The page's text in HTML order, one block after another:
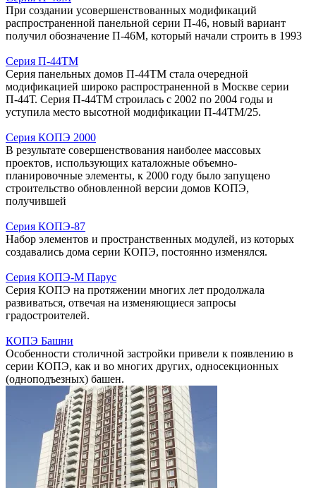
При создании усовершенствованных модификаций
распространенной панельной серии П-46, новый вариант
получил обозначение П-46М, который начали строить в 1993
Серия П-44ТМ
Серия панельных домов П-44ТМ стала очередной
модификацией широко распространенной в Москве серии
П-44Т. Серия П-44ТМ строилась с 2002 по 2004 годы и
уступила место высотной модификации П-44ТМ/25.
Серия КОПЭ 2000
В результате совершенствования наиболее массовых
проектов, использующих каталожные объемно-
планировочные элементы, к 2000 году было запущено
строительство обновленной версии домов КОПЭ,
получившей
Серия КОПЭ-87
Набор элементов и пространственных модулей, из которых
создавались дома серии КОПЭ, постоянно изменялся.
Серия КОПЭ-М Парус
Серия КОПЭ на протяжении многих лет продолжала
развиваться, отвечая на изменяющиеся запросы
градостроителей.
КОПЭ Башни
Особенности столичной застройки привели к появлению в
серии КОПЭ, как и во многих других, односекционных
(одноподъезных) башен.